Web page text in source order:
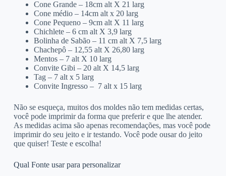
Cone Grande – 18cm alt X 21 larg
Cone médio – 14cm alt x 20 larg
Cone Pequeno – 9cm alt X 11 larg
Chichlete – 6 cm alt X 3,9 larg
Bolinha de Sabão – 11 cm alt X 7,5 larg
Chachepô – 12,55 alt X 26,80 larg
Mentos – 7 alt X 10 larg
Convite Gibi – 20 alt X 14,5 larg
Tag – 7 alt x 5 larg
Convite Ingresso – 7 alt x 15 larg
Não se esqueça, muitos dos moldes não tem medidas certas,
você pode imprimir da forma que preferir e que lhe atender.
As medidas acima são apenas recomendações, mas você pode
imprimir do seu jeito e ir testando. Você pode ousar do jeito
que quiser! Teste e escolha!
Qual Fonte usar para personalizar